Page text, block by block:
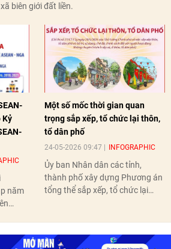
biên giới đất liền.
Kỷ
năm
2005,
Một số mốc thời gian quan
trọng sắp xếp, tổ chức lại thôn,
tổ dân phố
24-05-2026 09:47 INFOGRAPHIC
Ủy ban Nhân dân các tỉnh,
thành phố xây dựng Phương án
tổng thể sắp xếp, tổ chức lại